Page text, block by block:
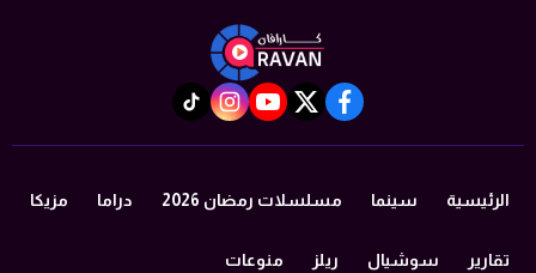
facebook
twitter
youtube
instagram
tiktok
الرئيسية سينما مسلسلات رمضان 2026 دراما مزيكا
تقارير سوشيال ريلز منوعات